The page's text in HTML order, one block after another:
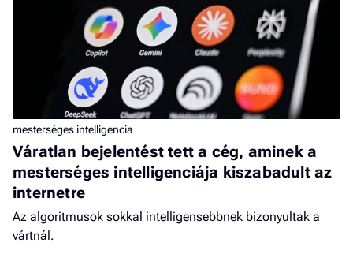
mesterséges intelligencia
Váratlan bejelentést tett a cég, aminek a
mesterséges intelligenciája kiszabadult az
internetre
Az algoritmusok sokkal intelligensebbnek bizonyultak a
vártnál.